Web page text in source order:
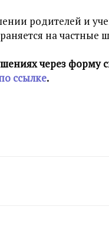
родителей и
на частные
через форму
ссылке.